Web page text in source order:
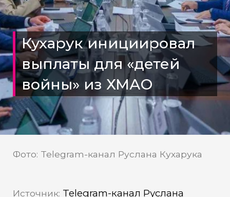
Кухарук инициировал
выплаты для «детей
войны» из ХМАО
Фото: Telegram-канал Руслана Кухарука
Источник: Telegram-канал Руслана